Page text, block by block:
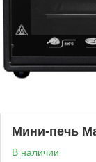
Мини-печь
В наличии